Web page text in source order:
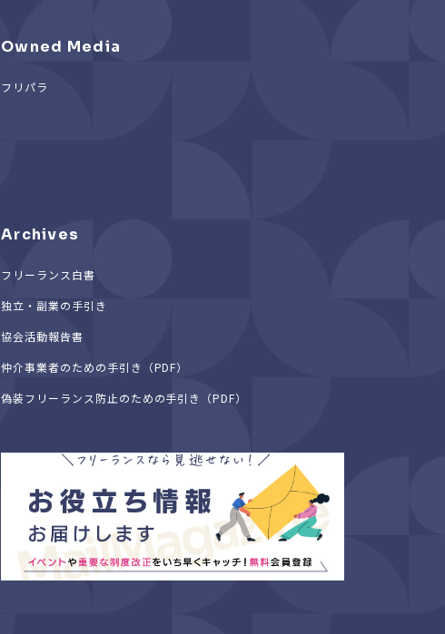
Owned Media
フリパラ
Archives
フリーランス白書
独立・副業の手引き
協会活動報告書
仲介事業者のための手引き（PDF）
偽装フリーランス防止のための手引き（PDF）